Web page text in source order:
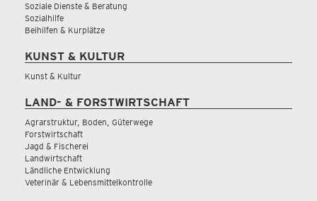
Soziale Dienste & Beratung
Sozialhilfe
Beihilfen & Kurplätze
KUNST & KULTUR
Kunst & Kultur
LAND- & FORSTWIRTSCHAFT
Agrarstruktur, Boden, Güterwege
Forstwirtschaft
Jagd & Fischerei
Landwirtschaft
Ländliche Entwicklung
Veterinär & Lebensmittelkontrolle